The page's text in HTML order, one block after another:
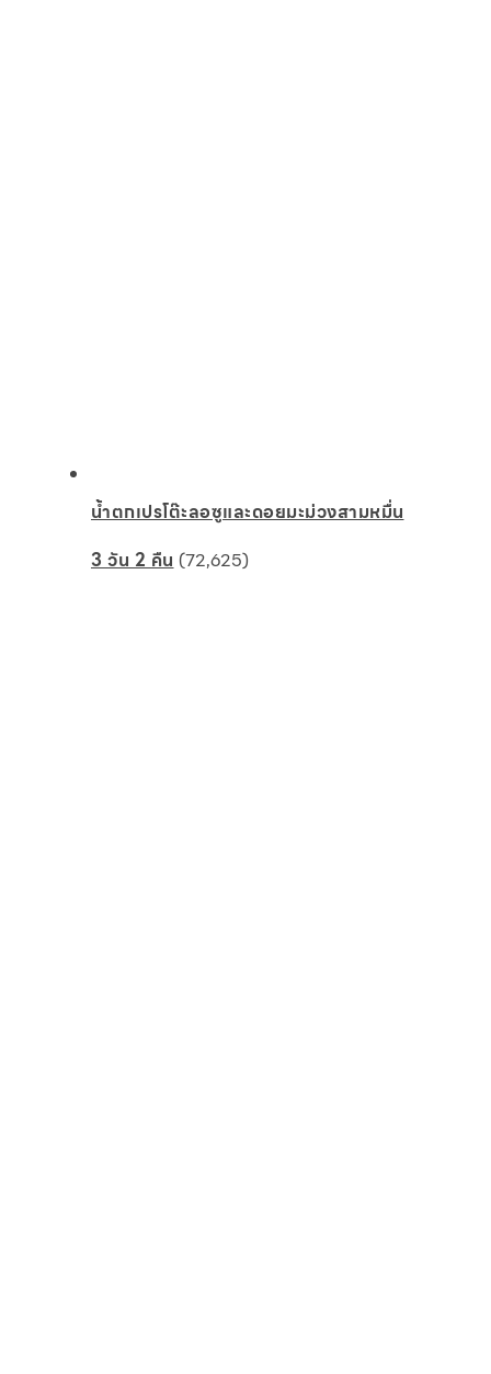
น้ำตกเปรโต๊ะลอซูและดอยมะม่วงสามหมื่น
3 วัน 2 คืน(72,625)